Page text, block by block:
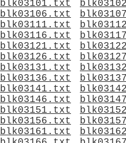
blk03101.txt
blk03106.txt
blk03111.txt
blk03116.txt
blk03121.txt
blk03126.txt
blk03131.txt
blk03136.txt
blk03141.txt
blk03146.txt
blk03151.txt
blk03156.txt
blk03161.txt